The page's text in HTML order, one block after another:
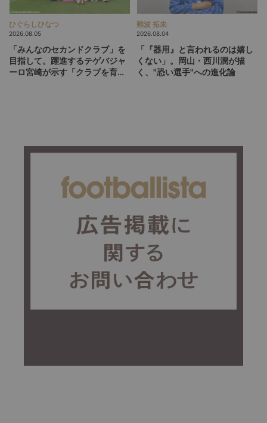
ひぐらしひなつ
2026.08.05
「みんなのセカンドクラブ」を
目指して。躍進するテゲバジャ
ーロ宮崎が示す「クラブを育て
難波 拓未
2026.08.04
「『器用』と言われるのは嬉し
くない」。岡山・西川潤が描
く、"恐い選手"への進化論